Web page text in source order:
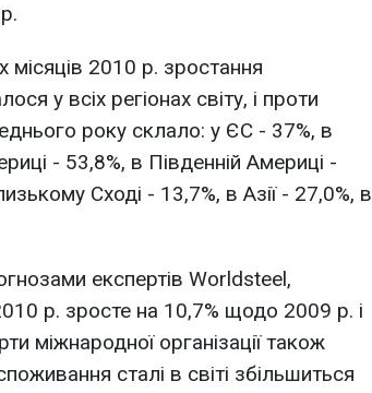
2010 р. зростання
у всіх регіонах світу, і проти
року склало: у ЄС - 37%, в
- 53,8%, в Південній Америці -
Сході - 13,7%, в Азії - 27,0%, в
експертів Worldsteel,
р. зросте на 10,7% щодо 2009 р. і
міжнародної організації також
сталі в світі збільшиться